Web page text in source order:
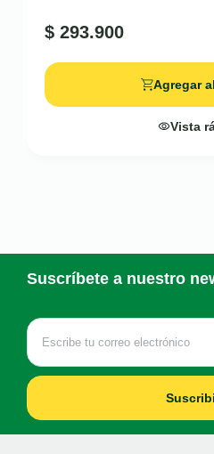
$ 293.900
Agregar
Vista
Suscríbete a nuestro